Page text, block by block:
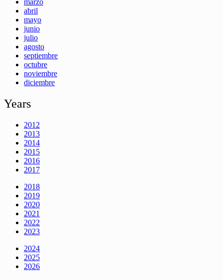
abril
mayo
junio
julio
agosto
septiembre
octubre
noviembre
diciembre
Years
2012
2013
2014
2015
2016
2017
2018
2019
2020
2021
2022
2023
2024
2025
2026